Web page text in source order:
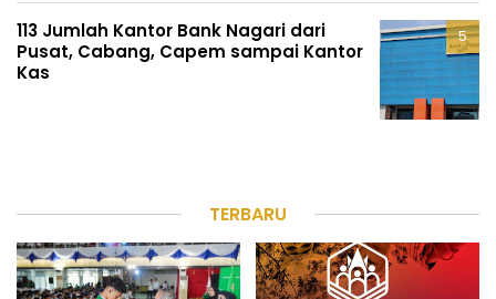
113 Jumlah Kantor Bank Nagari dari
Pusat, Cabang, Capem sampai Kantor
Kas
TERBARU